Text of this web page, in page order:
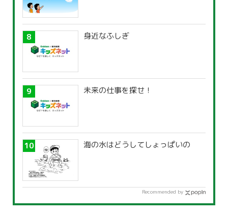
身近なふしぎ
未来の仕事を探せ！
海の水はどうしてしょっぱいの
Recommended by